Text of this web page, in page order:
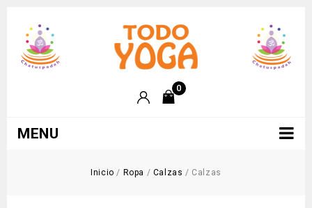
0
MENU
Inicio / Ropa / Calzas / Calzas